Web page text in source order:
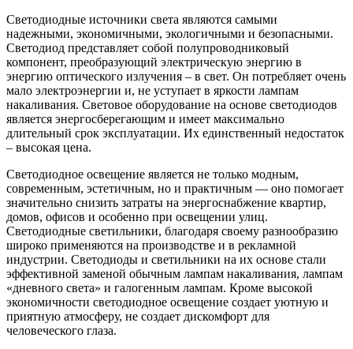
Светодиодные источники света являются самыми
надежными, экономичными, экологичными и безопасными.
Светодиод представляет собой полупроводниковый
компонент, преобразующий электрическую энергию в
энергию оптического излучения – в свет. Он потребляет очень
мало электроэнергии и, не уступает в яркости лампам
накаливания. Световое оборудование на основе светодиодов
является энергосберегающим и имеет максимально
длительный срок эксплуатации. Их единственный недостаток
– высокая цена.
Светодиодное освещение является не только модным,
современным, эстетичным, но и практичным — оно помогает
значительно снизить затраты на энергоснабжение квартир,
домов, офисов и особенно при освещении улиц.
Светодиодные светильники, благодаря своему разнообразию
широко применяются на производстве и в рекламной
индустрии. Светодиоды и светильники на их основе стали
эффективной заменой обычным лампам накаливания, лампам
«дневного света» и галогенным лампам. Кроме высокой
экономичности светодиодное освещение создает уютную и
приятную атмосферу, не создает дискомфорт для
человеческого глаза.